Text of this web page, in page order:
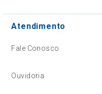
Atendimento
Fale Conosco
Ouvidoria